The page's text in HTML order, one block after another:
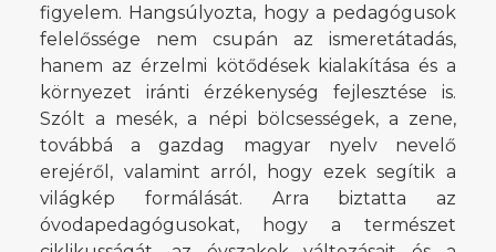
figyelem. Hangsúlyozta, hogy a pedagógusok
felelőssége nem csupán az ismeretátadás,
hanem az érzelmi kötődések kialakítása és a
környezet iránti érzékenység fejlesztése is.
Szólt a mesék, a népi bölcsességek, a zene,
továbbá a gazdag magyar nyelv nevelő
erejéről, valamint arról, hogy ezek segítik a
világkép formálását. Arra biztatta az
óvodapedagógusokat, hogy a természet